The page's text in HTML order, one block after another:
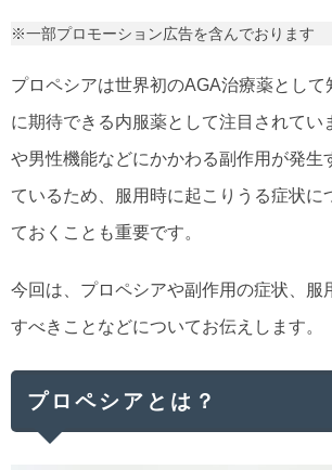
※一部プロモーション広告を含んでおります
プロペシアは世界初のAGA治療薬として
に期待できる内服薬として注目されてい
や男性機能などにかかわる副作用が発生
ているため、服用時に起こりうる症状に
ておくことも重要です。
今回は、プロペシアや副作用の症状、服
すべきことなどについてお伝えします。
プロペシアとは？